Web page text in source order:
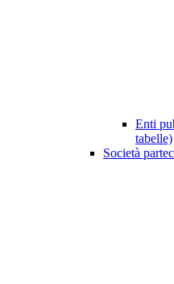
Enti
tabelle)
Società